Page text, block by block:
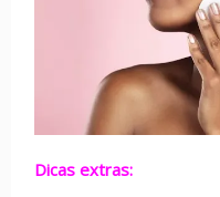
Dicas extras: